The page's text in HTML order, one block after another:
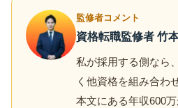
監修者コメント
資格転職監修者 竹
私が採用する側なら
く他資格を組み合わ
本文にある年収600